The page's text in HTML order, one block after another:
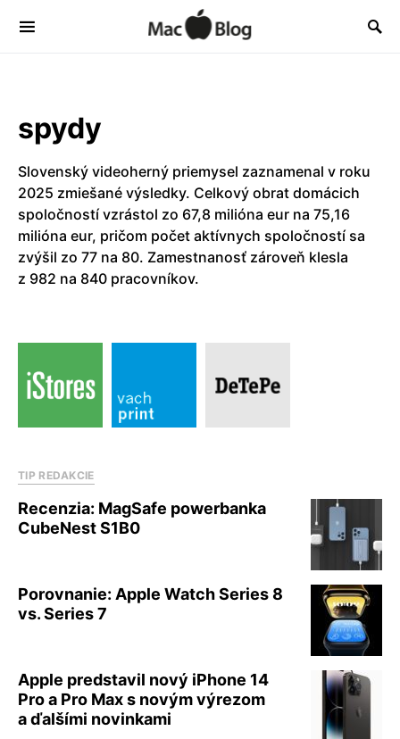
spydy
Slovenský videoherný priemysel zaznamenal v roku
2025 zmiešané výsledky. Celkový obrat domácich
spoločností vzrástol zo 67,8 milióna eur na 75,16
milióna eur, pričom počet aktívnych spoločností sa
zvýšil zo 77 na 80. Zamestnanosť zároveň klesla
z 982 na 840 pracovníkov.
TIP REDAKCIE
Recenzia: MagSafe powerbanka
CubeNest S1B0
Porovnanie: Apple Watch Series 8
vs. Series 7
Apple predstavil nový iPhone 14
Pro a Pro Max s novým výrezom
a ďalšími novinkami